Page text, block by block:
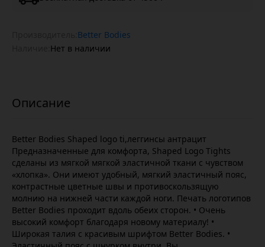
Better Bodies
Нет в наличии
Better Bodies Shaped logo ti,леггинсы антрацит
Предназначенные для комфорта, Shaped Logo Tights
сделаны из мягкой мягкой эластичной ткани с чувством
«хлопка». Они имеют удобный, мягкий эластичный пояс,
контрастные цветные швы и противоскользящую
молнию на нижней части каждой ноги. Печать логотипов
Better Bodies проходит вдоль обеих сторон. • Очень
высокий комфорт благодаря новому материалу! •
Широкая талия с красивым шрифтом Better Bodies. •